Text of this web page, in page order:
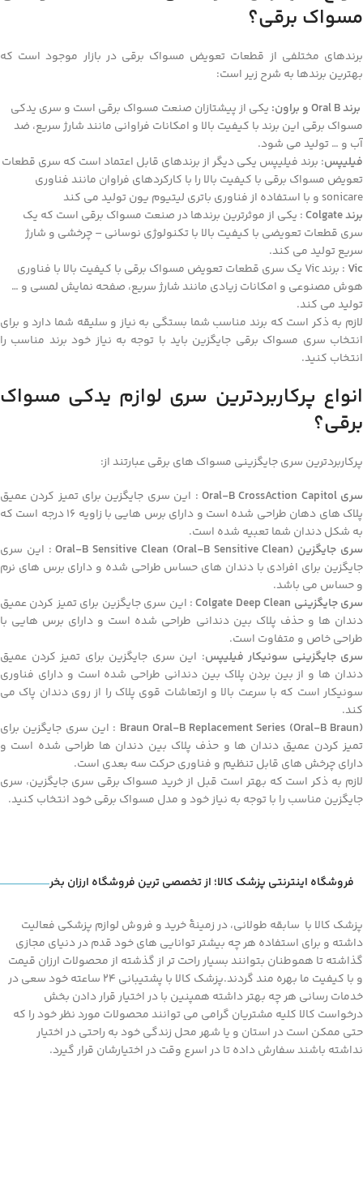
مسواک برقی؟
برندهای مختلفی از قطعات تعویض مسواک برقی در بازار موجود است که
بهترین برندها به شرح زیر است:
برند Oral B و براون:
یکی از پیشتازان صنعت مسواک برقی است و سری یدکی
مسواک برقی این برند با کیفیت بالا و امکانات فراوانی مانند شارژ سریع، ضد
آب و … تولید می شود.
فیلیپس: برند فیلیپس یکی دیگر از برندهای قابل اعتماد است که سری قطعات
تعویض مسواک برقی با کیفیت بالا را با کارکردهای فراوان مانند فناوری
sonicare و با استفاده از فناوری باتری لیتیوم یون تولید می کند
برند Colgate
: یکی از موثرترین برندها در صنعت مسواک برقی است که یک
سری قطعات تعویضی با کیفیت بالا با تکنولوژی نوسانی – چرخشی و شارژ
سریع تولید می کند.
Vic
: برند Vic یک سری قطعات تعویض مسواک برقی با کیفیت بالا با فناوری
هوش مصنوعی و امکانات زیادی مانند شارژ سریع، صفحه نمایش لمسی و …
تولید می کند.
لازم به ذکر است که برند مناسب شما بستگی به نیاز و سلیقه شما دارد و برای
انتخاب سری مسواک برقی جایگزین باید با توجه به نیاز خود برند مناسب را
انتخاب کنید.
انواع پرکاربردترین سری لوازم یدکی مسواک
برقی؟
پرکاربردترین سری جایگزینی مسواک های برقی عبارتند از:
سری Oral-B CrossAction Capitol
: این سری جایگزین برای تمیز کردن عمیق
پلاک های دهان طراحی شده است و دارای برس هایی با زاویه 16 درجه است که
به شکل دندان شما تعبیه شده است.
سری جایگزین Oral-B Sensitive Clean (Oral-B Sensitive Clean)
: این سری
جایگزین برای افرادی با دندان های حساس طراحی شده و دارای برس های نرم
و حساس می باشد.
سری جایگزینی Colgate Deep Clean
: این سری جایگزین برای تمیز کردن عمیق
دندان ها و حذف پلاک بین دندانی طراحی شده است و دارای برس هایی با
طراحی خاص و متفاوت است.
سری جایگزینی سونیکار فیلیپس: این سری جایگزین برای تمیز کردن عمیق
دندان ها و از بین بردن پلاک بین دندانی طراحی شده است و دارای فناوری
سونیکار است که با سرعت بالا و ارتعاشات قوی پلاک را از روی دندان پاک می
کند.
Braun Oral-B Replacement Series (Oral-B Braun) : این سری جایگزین برای
تمیز کردن عمیق دندان ها و حذف پلاک بین دندان ها طراحی شده است و
دارای چرخش های قابل تنظیم و فناوری حرکت سه بعدی است.
لازم به ذکر است که بهتر است قبل از خرید مسواک برقی سری جایگزین، سری
جایگزین مناسب را با توجه به نیاز خود و مدل مسواک برقی خود انتخاب کنید.
فروشگاه اینترنتی پزشک کالا؛ از تخصصی ترین فروشگاه ارزان بخر
پزشک کالا با سابقه طولانی، در زمینۀ خرید و فروش لوازم پزشکی فعالیت
داشته و برای استفاده هر چه بیشتر توانایی های خود قدم در دنیای مجازی
گذاشته تا هموطنان بتوانند بسیار راحت تر از گذشته از محصولات ارزان قیمت
و با کیفیت ما بهره مند گردند.پزشک کالا با پشتیبانی 24 ساعته خود سعی در
خدمات رسانی هر چه بهتر داشته همپنین با در اختیار قرار دادن بخش
درخواست کالا کلیه مشتریان گرامی می توانند محصولات مورد نظر خود را که
حتی ممکن است در استان و یا شهر محل زندگی خود به راحتی در اختیار
نداشته باشند سفارش داده تا در اسرع وقت در اختیارشان قرار گیرد.